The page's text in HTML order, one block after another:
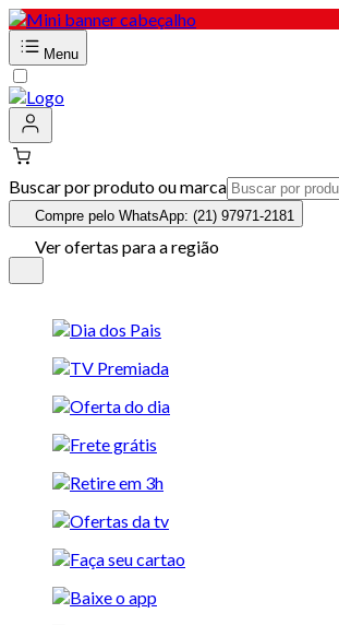
Menu
Buscar por produto ou marca
Compre pelo WhatsApp: (21) 97971-2181
Ver ofertas para a região